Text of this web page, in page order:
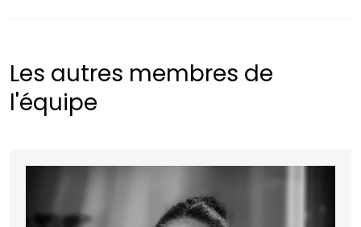
Les autres membres de
l'équipe